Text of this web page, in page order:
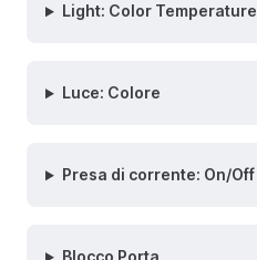
Light: Color Temperature
Luce: Colore
Presa di corrente: On/Off